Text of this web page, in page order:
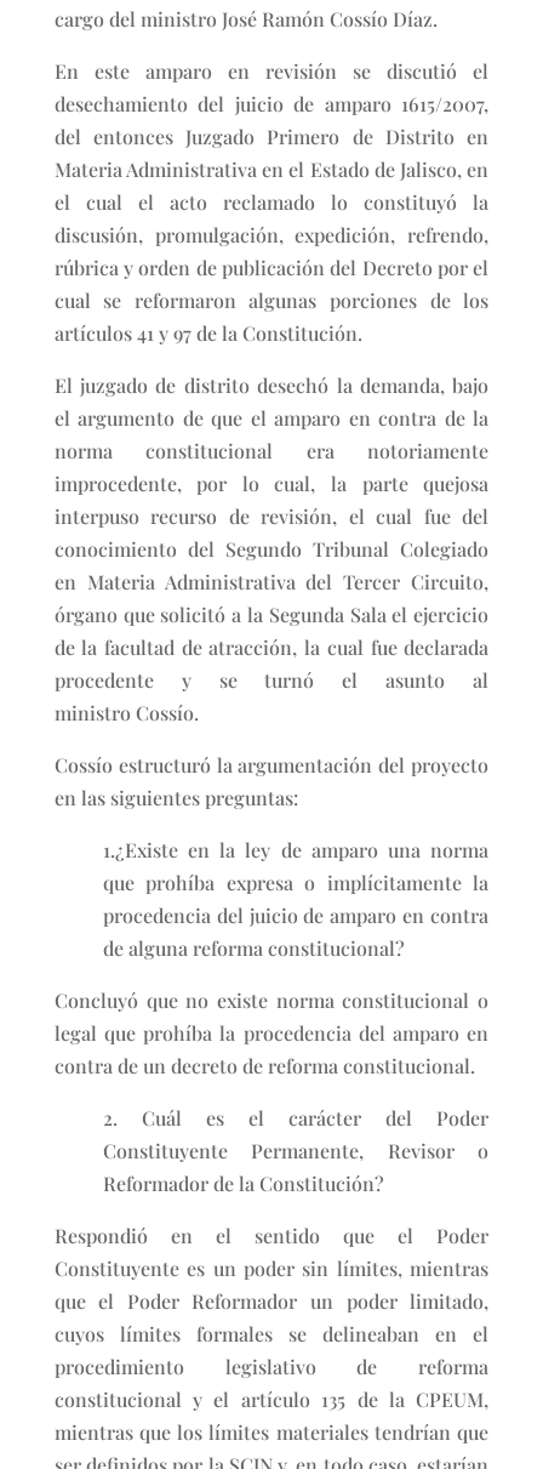
cargo del ministro José Ramón Cossío Díaz.
En este amparo en revisión se discutió el
desechamiento del juicio de amparo 1615/2007,
del entonces Juzgado Primero de Distrito en
Materia Administrativa en el Estado de Jalisco, en
el cual el acto reclamado lo constituyó la
discusión, promulgación, expedición, refrendo,
rúbrica y orden de publicación del Decreto por el
cual se reformaron algunas porciones de los
artículos 41 y 97 de la Constitución.
El juzgado de distrito desechó la demanda, bajo
el argumento de que el amparo en contra de la
norma constitucional era notoriamente
improcedente, por lo cual, la parte quejosa
interpuso recurso de revisión, el cual fue del
conocimiento del Segundo Tribunal Colegiado
en Materia Administrativa del Tercer Circuito,
órgano que solicitó a la Segunda Sala el ejercicio
de la facultad de atracción, la cual fue declarada
procedente y se turnó el asunto al
ministro Cossío.
Cossío estructuró la argumentación del proyecto
en las siguientes preguntas:
1.¿Existe en la ley de amparo una norma
que prohíba expresa o implícitamente la
procedencia del juicio de amparo en contra
de alguna reforma constitucional?
Concluyó que no existe norma constitucional o
legal que prohíba la procedencia del amparo en
contra de un decreto de reforma constitucional.
2. Cuál es el carácter del Poder
Constituyente Permanente, Revisor o
Reformador de la Constitución?
Respondió en el sentido que el Poder
Constituyente es un poder sin límites, mientras
que el Poder Reformador un poder limitado,
cuyos límites formales se delineaban en el
procedimiento legislativo de reforma
constitucional y el artículo 135 de la CPEUM,
mientras que los límites materiales tendrían que